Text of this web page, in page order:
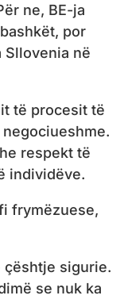
ne, BE-ja
por
Sllovenia në
të procesit të
respekt të
individëve.
frymëzuese,
çështje sigurie.
se nuk ka